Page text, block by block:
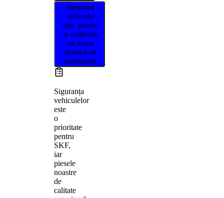
Selectați
vehiculul
dvs. pentru
a confirma
că acest
produs se
potrivește
Siguranța
vehiculelor
este
o
prioritate
pentru
SKF,
iar
piesele
noastre
de
calitate